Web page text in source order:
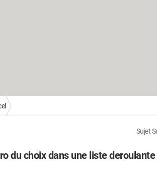
Sujet
du choix dans une liste deroulante